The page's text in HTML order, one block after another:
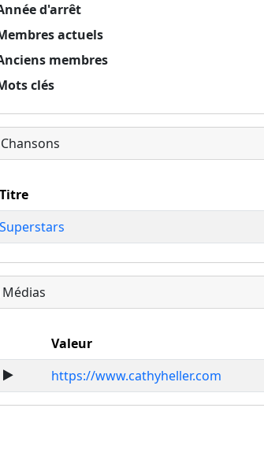
d'arrêt
actuels
membres
clés
Chansons
Titre
Superstars
Médias
Valeur
https://www.cathyheller.com